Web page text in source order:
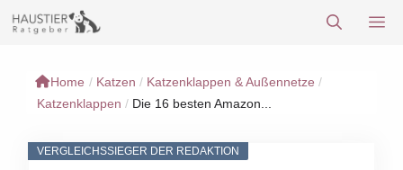
Inhalt
Home / Katzen / Katzenklappen & Außennetze /
Katzenklappen / Die 16 besten Amazon...
VERGLEICHSSIEGER DER REDAKTION